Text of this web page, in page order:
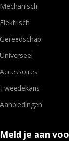
Mechanisch
Elektrisch
Gereedschap
Universeel
Accessoires
Tweedekans
Aanbiedingen
Meld je aan